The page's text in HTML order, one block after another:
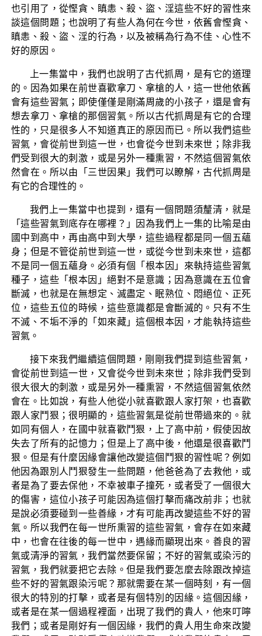
也引用了，從慳貪、瞋恚、殺、盜、淫這些不好的習性來
談這個問題；也說明了有些人為何在今世，依舊會慳貪、
瞋恚、殺、盜、淫的行為，以及被稱為行為不佳、心性不
好的原因。
上一集當中，我們也說明了古代抓周，是有它的道理
的。因為如果在前世喜歡拿刀、拿槍的人，這一世他依舊
會有這些習氣；即使僅僅是剛滿周歲的小孩子，還是會有
想去拿刀、拿槍的那個習氣。所以古代抓周是有它的合理
性的，只是很多人不知道真正的原因而已。所以我們這些
習氣，會從前世到這一世，也會從今世到未來世；除非我
們受到很大的刺激，或是另外一種熏習，不然這個習氣依
然會在。所以由「三世因果」我們可以瞭解，古代抓周是
有它的合理性的。
我們上一集當中也提到，還有一個問題須釐清，就是
「這些習氣到底存在哪裡？」因為我們上一集的比喻是由
國中到高中，再由高中到大學，這些過程都是同一個五蘊
身；但是不管從前世到這一世，或從今世到未來世，這都
不是同一個五蘊身。必須有個「根本因」來執持這些習氣
種子，這些「根本因」絕對不是意識；因為意識在五位會
斷滅，也就是在無想定、滅盡定、眠熟位、悶絕位、正死
位，這些五位的時候，這些意識都是會斷滅的。只有不生
不滅、不垢不淨的「如來藏」這個根本因，才能執持這些
習氣。
接下來我們繼續這個問題，剛剛我們提到這些習氣，
會從前世到這一世，又會從今世到未來世；除非我們受到
很大很大的刺激，或是另外一種熏習，不然這個習氣依然
會在。比如說，有些人他從小就喜歡跟人家打架，也喜歡
跟人家鬥狠；很明顯的，這些習氣是從前世帶過來的。就
如同有個人，在國中就喜歡鬥狠，上了高中前，假使因故
失去了所有的記憶力；但是上了高中後，他還是很喜歡鬥
狠。但是有什麼因緣會讓他改變這個鬥狠的習性呢？例如
他因為跟別人鬥狠發生一些問題，他爸爸為了去救他，或
者是為了要去保他，不幸被車子撞死，或者受了一個很大
的傷害，這位小孩子可能因為這個打擊而痛改前非；也就
是說必須要碰到一些善緣，才有可能再改變這些不好的習
氣。所以我們在每一世所熏習的這些習氣，會存在如來藏
中，也會在往後的每一世中，遇緣而顯現出來。善良的習
氣或清淨的習氣，我們當然要保留；不好的習氣或染污的
習氣，我們就要把它去除。但是我們要怎麼去除跟改掉這
些不好的習氣跟染污呢？那就需要在某一個時刻，有一個
很大的特別的打擊，或者是有個特別的因緣。這個因緣，
或者是在某一個過程裡面，出現了我們的貴人，他來叮嚀
我們；或者是剛好有一個因緣，我們的貴人用生命來改變